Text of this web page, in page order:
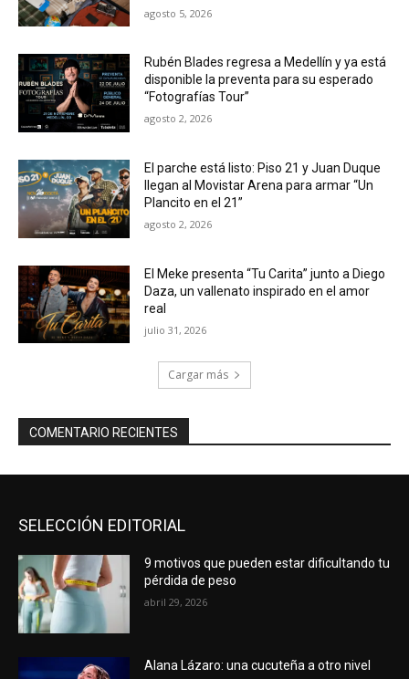
agosto 5, 2026
Rubén Blades regresa a Medellín y ya está
disponible la preventa para su esperado
“Fotografías Tour”
agosto 2, 2026
El parche está listo: Piso 21 y Juan Duque
llegan al Movistar Arena para armar “Un
Plancito en el 21”
agosto 2, 2026
El Meke presenta “Tu Carita” junto a Diego
Daza, un vallenato inspirado en el amor
real
julio 31, 2026
Cargar más
COMENTARIO RECIENTES
SELECCIÓN EDITORIAL
9 motivos que pueden estar dificultando tu
pérdida de peso
abril 29, 2026
Alana Lázaro: una cucuteña a otro nivel